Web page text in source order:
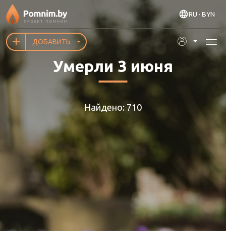
Перейти к основному содержанию
RU · BYN
ДОБАВИТЬ
Умерли 3 июня
Найдено: 710